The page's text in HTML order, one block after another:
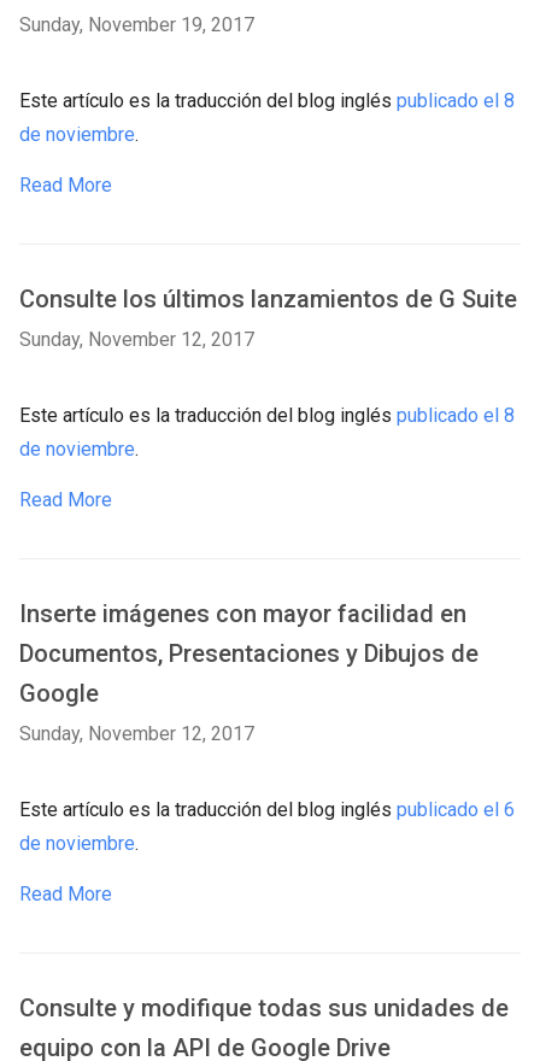
Sunday, November 19, 2017
Este artículo es la traducción del blog inglés publicado el 8
de noviembre.
Read More
Consulte los últimos lanzamientos de G Suite
Sunday, November 12, 2017
Este artículo es la traducción del blog inglés publicado el 8
de noviembre.
Read More
Inserte imágenes con mayor facilidad en
Documentos, Presentaciones y Dibujos de
Google
Sunday, November 12, 2017
Este artículo es la traducción del blog inglés publicado el 6
de noviembre.
Read More
Consulte y modifique todas sus unidades de
equipo con la API de Google Drive